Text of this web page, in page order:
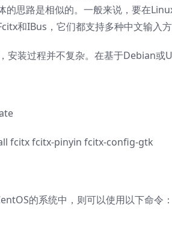
的思路是相似的。一般来说，要在
和IBus，它们都支持多种中文输入方
安装过程并不复杂。在基于Debian
fcitx fcitx-pinyin fcitx-config-gtk
的系统中，则可以使用以下命令：